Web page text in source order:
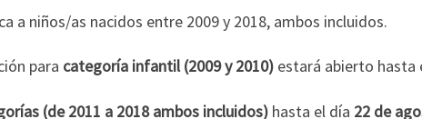
a niños/as nacidos entre 2009 y 2018, ambos incluidos.
para categoría infantil (2009 y 2010) estará abierto hasta
(de 2011 a 2018 ambos incluidos) hasta el día 22 de